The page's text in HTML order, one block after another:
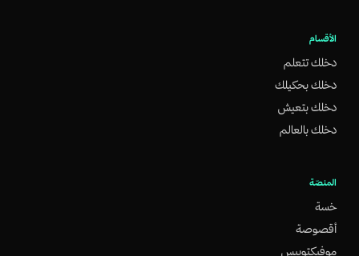
الأقسام
دخلك تتعلم
دخلك بحكيلك
دخلك بتعيش
دخلك بالعالم
المنصّة
خسة
أقصوصة
موفيكتوبيس